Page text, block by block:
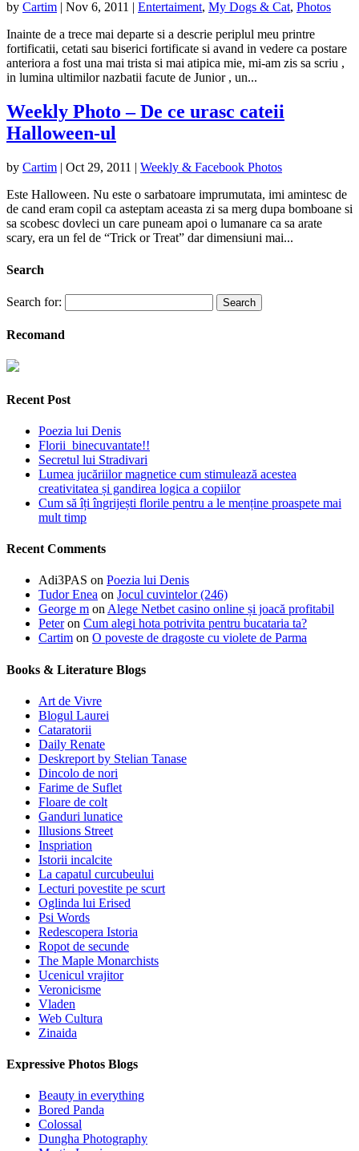
by Cartim | Nov 6, 2011 | Entertaiment, My Dogs & Cat, Photos
Inainte de a trece mai departe si a descrie periplul meu printre
fortificatii, cetati sau biserici fortificate si avand in vedere ca postare
anteriora a fost una mai trista si mai atipica mie, mi-am zis sa scriu ,
in lumina ultimilor nazbatii facute de Junior , un...
Weekly Photo – De ce urasc cateii
Halloween-ul
by Cartim | Oct 29, 2011 | Weekly & Facebook Photos
Este Halloween. Nu este o sarbatoare imprumutata, imi amintesc de
de cand eram copil ca asteptam aceasta zi sa merg dupa bomboane si
sa scobesc dovleci un care puneam apoi o lumanare ca sa arate
scary, era un fel de “Trick or Treat” dar dimensiuni mai...
Search
Search for:
Recomand
Recent Post
Poezia lui Denis
Florii binecuvantate!!
Secretul lui Stradivari
Lumea jucăriilor magnetice cum stimulează acestea
creativitatea și gandirea logica a copiilor
Cum să îți îngrijești florile pentru a le menține proaspete mai
mult timp
Recent Comments
Adi3PAS on Poezia lui Denis
Tudor Enea on Jocul cuvintelor (246)
George m on Alege Netbet casino online și joacă profitabil
Peteron Cum alegi hota potrivita pentru bucataria ta?
Cartim on O poveste de dragoste cu violete de Parma
Books & Literature Blogs
Art de Vivre
Blogul Laurei
Cataratorii
Daily Renate
Deskreport by Stelian Tanase
Dincolo de nori
Farime de Suflet
Floare de colt
Ganduri lunatice
Illusions Street
Inspriation
Istorii incalcite
La capatul curcubeului
Lecturi povestite pe scurt
Oglinda lui Erised
Psi Words
Redescopera Istoria
Ropot de secunde
The Maple Monarchists
Ucenicul vrajitor
Veronicisme
Vladen
Web Cultura
Zinaida
Expressive Photos Blogs
Beauty in everything
Bored Panda
Colossal
Dungha Photography